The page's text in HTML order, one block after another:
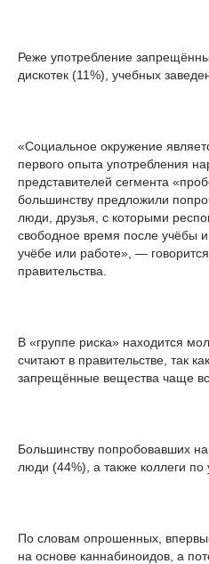
Реже употребление
дискотек (11%), учебных
«Социальное окружение
первого опыта употребления
представителей сегмента
большинству предложили
люди, друзья, с которыми
свободное время после учёбы
учёбе или работе», —
правительства.
В «группе риска» находится
считают в правительстве, так
запрещённые вещества чаще
Большинству попробовавших
люди (44%), а также коллеги по
По словам опрошенных,
на основе каннабиноидов, а